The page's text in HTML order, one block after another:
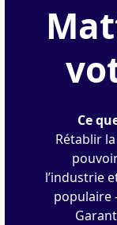
Ce
Rétablir
l’industrie
populaire